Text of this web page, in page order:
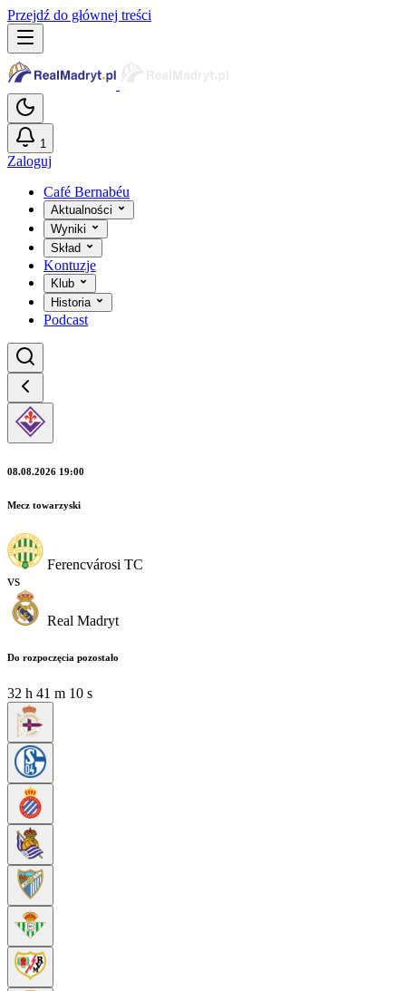
Przejdź do głównej treści
1
Zaloguj
Café Bernabéu
Aktualności
Wyniki
Skład
Kontuzje
Klub
Historia
Podcast
08.08.2026 19:00
Mecz towarzyski
Ferencvárosi TC
vs
Real Madryt
Do rozpoczęcia pozostało
32 h 41 m 08 s